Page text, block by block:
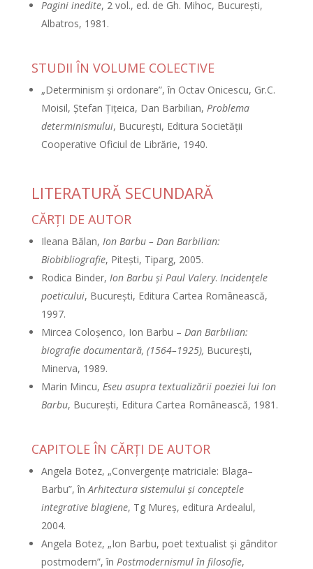
Pagini inedite, 2 vol., ed. de Gh. Mihoc, Bucureşti,
Albatros, 1981.
STUDII ÎN VOLUME COLECTIVE
„Determinism şi ordonare”, în Octav Onicescu, Gr.C.
Moisil, Ştefan Ţiţeica, Dan Barbilian, Problema
determinismului, Bucureşti, Editura Societăţii
Cooperative Oficiul de Librărie, 1940.
LITERATURĂ SECUNDARĂ
CĂRŢI DE AUTOR
Ileana Bălan, Ion Barbu – Dan Barbilian:
Biobibliografie, Piteşti, Tiparg, 2005.
Rodica Binder, Ion Barbu şi Paul Valery. Incidenţele
poeticului, Bucureşti, Editura Cartea Românească,
1997.
Mircea Coloşenco, Ion Barbu – Dan Barbilian:
biografie documentară, (1564–1925), Bucureşti,
Minerva, 1989.
Marin Mincu, Eseu asupra textualizării poeziei lui Ion
Barbu, Bucureşti, Editura Cartea Românească, 1981.
CAPITOLE ÎN CĂRŢI DE AUTOR
Angela Botez, „Convergenţe matriciale: Blaga–
Barbu”, înArhitectura sistemului şi conceptele
integrative blagiene, Tg Mureş, editura Ardealul,
2004.
Angela Botez, „Ion Barbu, poet textualist şi gânditor
postmodern”, în Postmodernismul în filosofie,